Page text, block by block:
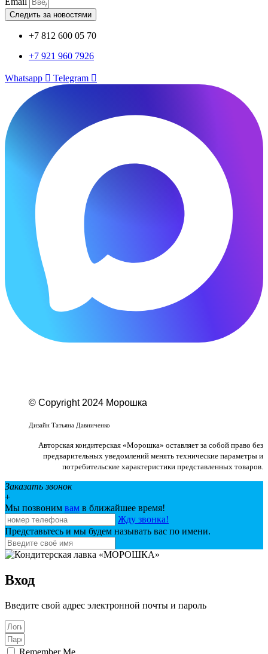
Следить за новостями
+7 812 600 05 70
+7 921 960 7926
Whatsapp Telegram
© Copyright 2024 Морошка
Дизайн Татьяна Давниченко
Авторская кондитерская «Морошка» оставляет за собой право без
предварительных уведомлений менять технические параметры и
потребительские характеристики представленных товаров.
Заказать звонок
+
Мы позвоним вам в ближайшее время!
Жду звонка!
Представьтесь и мы будем называть вас по имени.
Вход
Введите свой адрес электронной почты и пароль
Remember Me